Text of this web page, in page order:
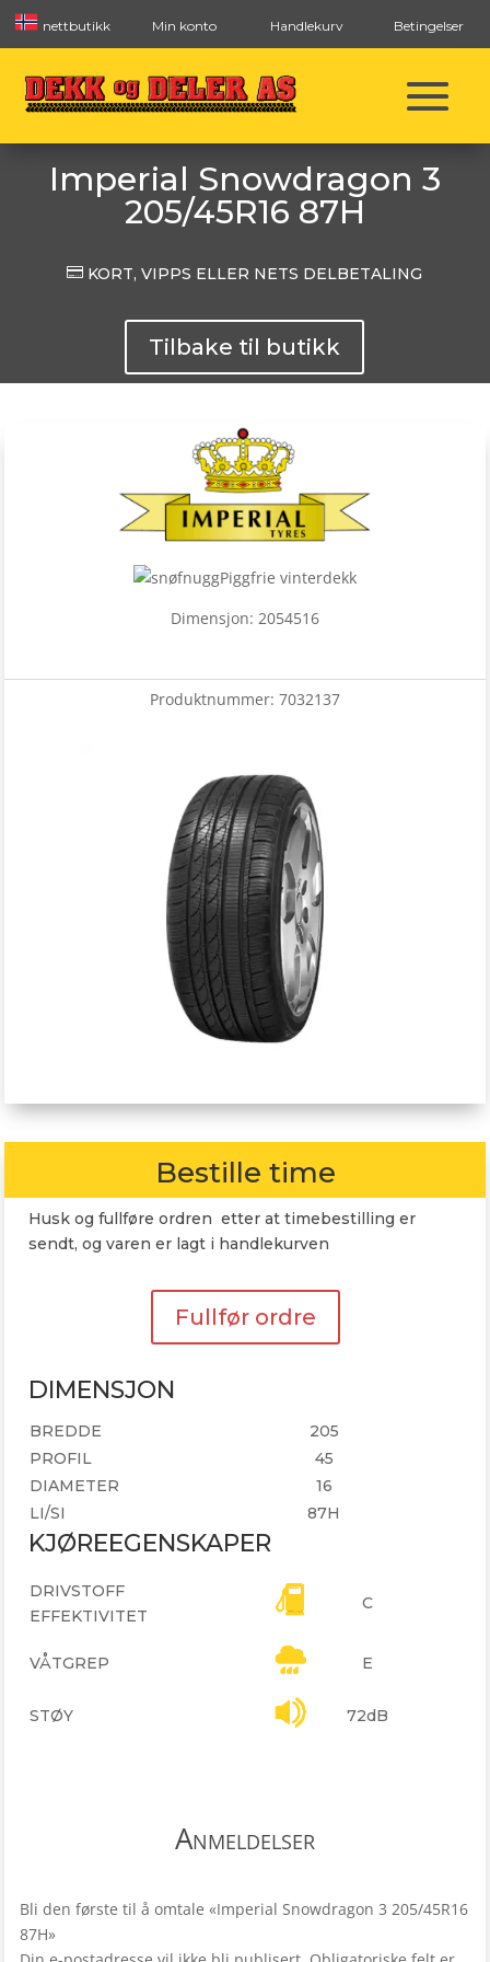
nettbutikk Min konto Handlekurv Betingelser
Imperial Snowdragon 3
205/45R16 87H
 KORT, VIPPS ELLER NETS DELBETALING
Tilbake til butikk
Piggfrie vinterdekk
Dimensjon: 2054516
Produktnummer: 7032137
Bestille time
Husk og fullføre ordren etter at timebestilling er
sendt, og varen er lagt i handlekurven
Fullfør ordre
DIMENSJON
BREDDE
205
PROFIL
45
DIAMETER
16
LI/SI
87H
KJØREEGENSKAPER
DRIVSTOFF
EFFEKTIVITET
C
VÅTGREP E
STØY 72dB
Anmeldelser
Bli den første til å omtale «Imperial Snowdragon 3 205/45R16
87H»